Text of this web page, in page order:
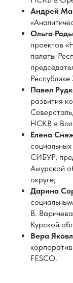
Республике
Павел
развития
НСКВ в
Елена
СИБУР,
Амурской
округе;
Дарина
В.
Курской
Вера
FESCO.
12:00 – 12:30